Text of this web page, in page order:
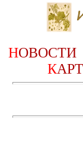
НОВОСТИ
К